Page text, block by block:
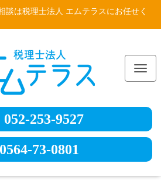
談は税理士法人 エムテラスにお任せく
052-253-9527
0564-73-0801